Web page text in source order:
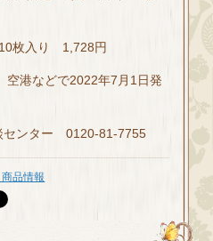
枚入り 1,728円
空港などで2022年7月1日発
センター 0120-81-7755
品情報